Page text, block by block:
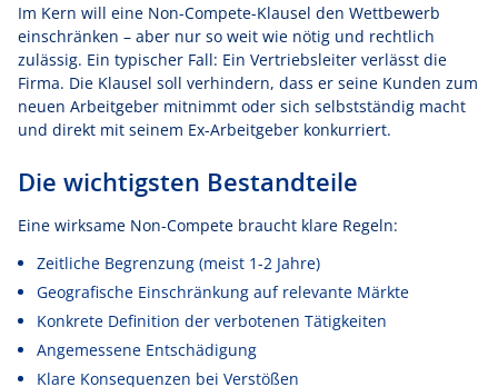
Im Kern will eine Non-Compete-Klausel den Wettbewerb
einschränken – aber nur so weit wie nötig und rechtlich
zulässig. Ein typischer Fall: Ein Vertriebsleiter verlässt die
Firma. Die Klausel soll verhindern, dass er seine Kunden zum
neuen Arbeitgeber mitnimmt oder sich selbstständig macht
und direkt mit seinem Ex-Arbeitgeber konkurriert.
Die wichtigsten Bestandteile
Eine wirksame Non-Compete braucht klare Regeln:
Zeitliche Begrenzung (meist 1-2 Jahre)
Geografische Einschränkung auf relevante Märkte
Konkrete Definition der verbotenen Tätigkeiten
Angemessene Entschädigung
Klare Konsequenzen bei Verstößen